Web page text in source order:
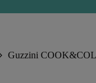
Guzzini